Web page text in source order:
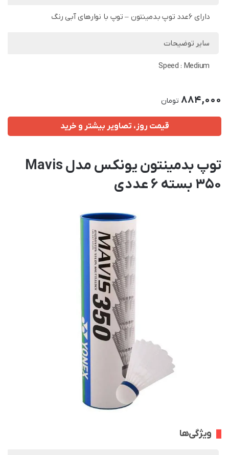
دارای 6عدد توپ بدمینتون – توپ با نوارهای آبی رنگ
سایر توضیحات
Speed : Medium
884,000 تومان
قیمت روز، تصاویر بیشتر و خرید
توپ بدمینتون یونکس مدل Mavis
350 بسته 6 عددی
ویژگی‌ها